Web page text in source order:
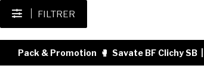
FILTRER
Pack & Promotion 🥊 Savate BF Clichy SB